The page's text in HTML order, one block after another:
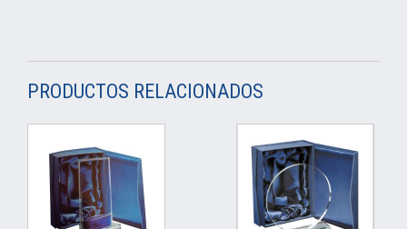
PRODUCTOS RELACIONADOS